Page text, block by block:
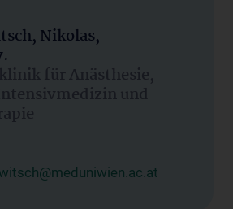
Nikolas,
für Anästhesie,
und